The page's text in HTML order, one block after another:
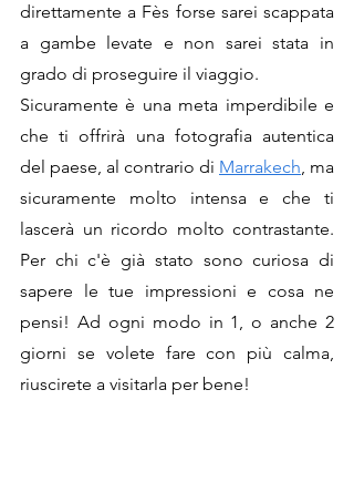
direttamente a Fès forse sarei scappata
a gambe levate e non sarei stata in
grado di proseguire il viaggio.
Sicuramente è una meta imperdibile e
che ti offrirà una fotografia autentica
del paese, al contrario di Marrakech, ma
sicuramente molto intensa e che ti
lascerà un ricordo molto contrastante.
Per chi c'è già stato sono curiosa di
sapere le tue impressioni e cosa ne
pensi! Ad ogni modo in 1, o anche 2
giorni se volete fare con più calma,
riuscirete a visitarla per bene!